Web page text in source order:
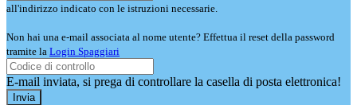
all'indirizzo indicato con le istruzioni necessarie.
Non hai una e-mail associata al nome utente? Effettua il reset della password
tramite la Login Spaggiari
E-mail inviata, si prega di controllare la casella di posta elettronica!